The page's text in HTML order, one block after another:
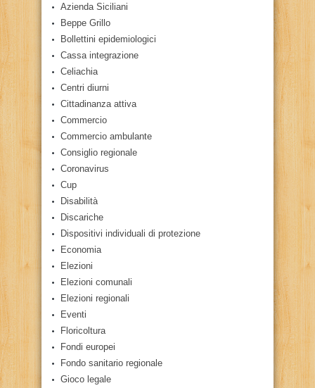
Azienda Siciliani
Beppe Grillo
Bollettini epidemiologici
Cassa integrazione
Celiachia
Centri diurni
Cittadinanza attiva
Commercio
Commercio ambulante
Consiglio regionale
Coronavirus
Cup
Disabilità
Discariche
Dispositivi individuali di protezione
Economia
Elezioni
Elezioni comunali
Elezioni regionali
Eventi
Floricoltura
Fondi europei
Fondo sanitario regionale
Gioco legale